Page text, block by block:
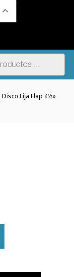
Disco Lija Flap 4½»